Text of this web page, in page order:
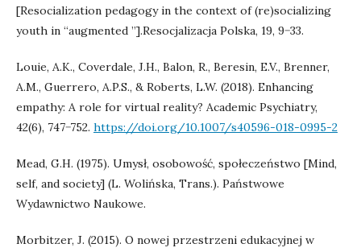
[Resocialization pedagogy in the context of (re)socializing
youth in “augmented ”].Resocjalizacja Polska, 19, 9−33.
Louie, A.K., Coverdale, J.H., Balon, R., Beresin, E.V., Brenner,
A.M., Guerrero, A.P.S., & Roberts, L.W. (2018). Enhancing
empathy: A role for virtual reality? Academic Psychiatry,
42(6), 747−752. https://doi.org/10.1007/s40596-018-0995-2
Mead, G.H. (1975). Umysł, osobowość, społeczeństwo [Mind,
self, and society] (L. Wolińska, Trans.). Państwowe
Wydawnictwo Naukowe.
Morbitzer, J. (2015). O nowej przestrzeni edukacyjnej w